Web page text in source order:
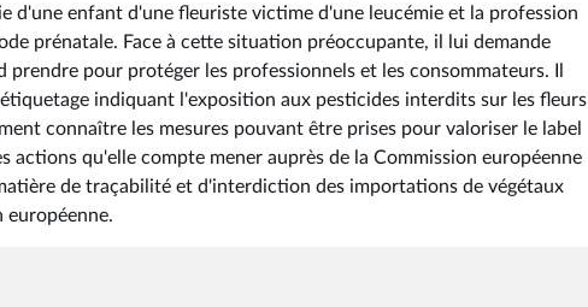
d'une enfant d'une fleuriste victime d'une leucémie et la profession
prénatale. Face à cette situation préoccupante, il lui demande
pour protéger les professionnels et les consommateurs. Il
indiquant l'exposition aux pesticides interdits sur les fleurs
connaître les mesures pouvant être prises pour valoriser le label
actions qu'elle compte mener auprès de la Commission européenne
de traçabilité et d'interdiction des importations de végétaux
européenne.